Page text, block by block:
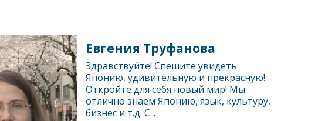
Евгения Труфанова
Здравствуйте! Спешите увидеть
Японию, удивительную и прекрасную!
Откройте для себя новый мир! Мы
отлично знаем Японию, язык, культуру,
бизнес и т.д. С...